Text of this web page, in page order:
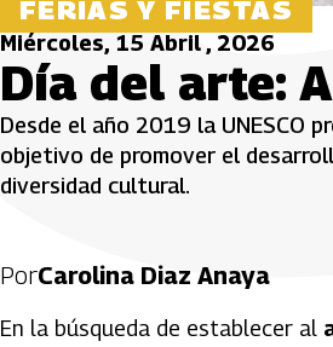
FERIAS Y FIESTAS
Miércoles, 15 Abril , 2026
Día del arte:
Desde el año 2019 la UNESCO
objetivo de promover el
diversidad cultural.
PorCarolina Diaz Anaya
En la búsqueda de establecer al